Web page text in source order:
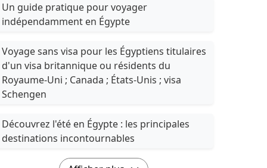
Un guide pratique pour voyager
indépendamment en Égypte
Voyage sans visa pour les Égyptiens titulaires
d'un visa britannique ou résidents du
Royaume-Uni ; Canada ; États-Unis ; visa
Schengen
Découvrez l'été en Égypte : les principales
destinations incontournables